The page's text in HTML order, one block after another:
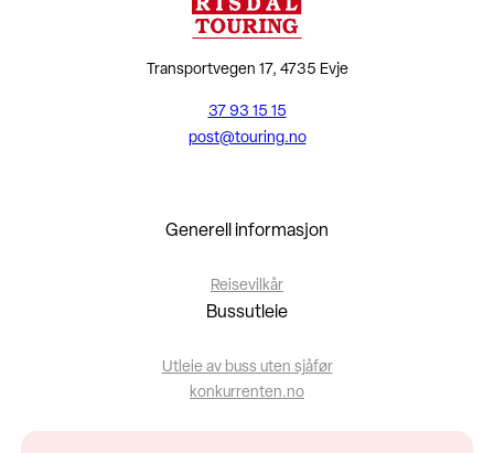
Transportvegen 17, 4735 Evje
37 93 15 15
post@touring.no
Generell informasjon
Reisevilkår
Bussutleie
Utleie av buss uten sjåfør
konkurrenten.no